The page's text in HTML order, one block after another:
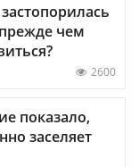
чем
2600
показало,
заселяет